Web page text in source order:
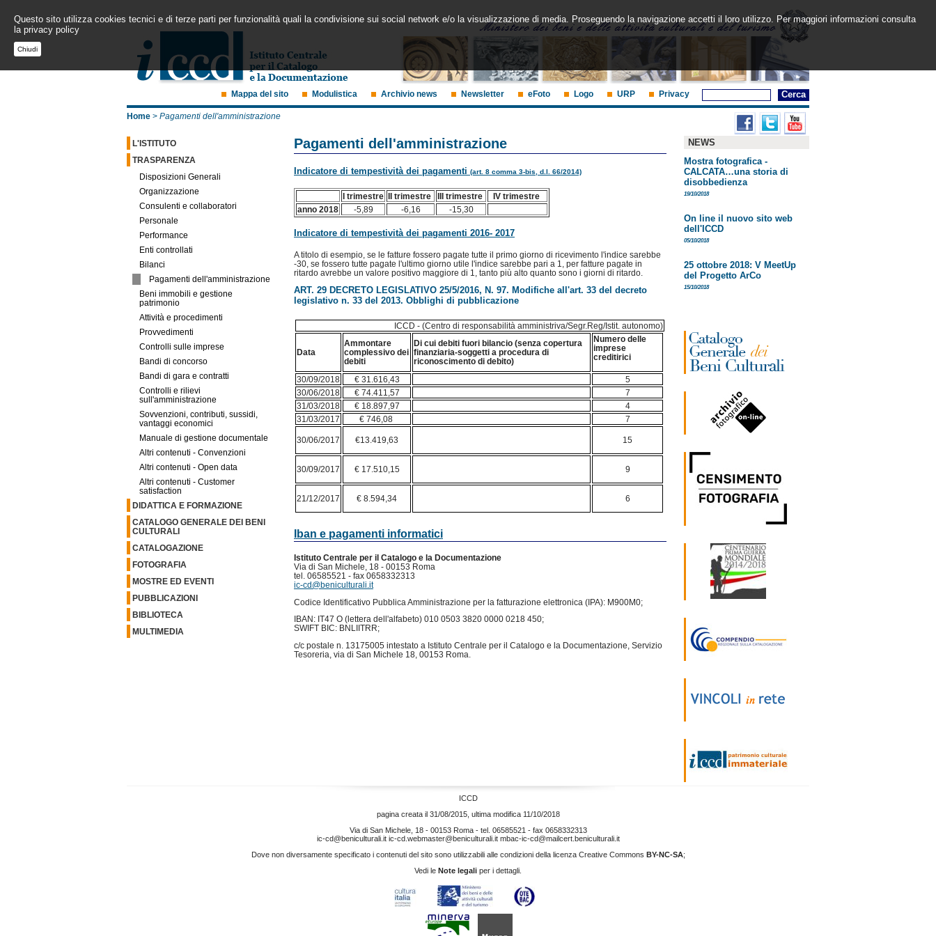
Questo sito utilizza cookies tecnici e di terze parti per funzionalità quali la condivisione sui social network e/o la visualizzazione di media. Proseguendo la navigazione accetti il loro utilizzo. Per maggiori informazioni consulta
la privacy policy
Chiudi
Mappa del sito Modulistica Archivio news Newsletter eFoto Logo URP Privacy
Home > Pagamenti dell'amministrazione
L'ISTITUTO
TRASPARENZA
Disposizioni Generali
Organizzazione
Consulenti e collaboratori
Personale
Performance
Enti controllati
Bilanci
Pagamenti dell'amministrazione
Beni immobili e gestione
patrimonio
Attività e procedimenti
Provvedimenti
Controlli sulle imprese
Bandi di concorso
Bandi di gara e contratti
Controlli e rilievi
sull'amministrazione
Sovvenzioni, contributi, sussidi,
vantaggi economici
Manuale di gestione documentale
Altri contenuti - Convenzioni
Altri contenuti - Open data
Altri contenuti - Customer
satisfaction
DIDATTICA E FORMAZIONE
CATALOGO GENERALE DEI BENI
CULTURALI
CATALOGAZIONE
FOTOGRAFIA
MOSTRE ED EVENTI
PUBBLICAZIONI
BIBLIOTECA
MULTIMEDIA
NEWS
Mostra fotografica -
CALCATA…una storia di
disobbedienza
19/10/2018
On line il nuovo sito web
dell'ICCD
05/10/2018
25 ottobre 2018: V MeetUp
del Progetto ArCo
15/10/2018
Pagamenti dell'amministrazione
Indicatore di tempestività dei pagamenti (art. 8 comma 3-bis, d.l. 66/2014)
I trimestre II trimestre III trimestre
IV trimestre
anno 2018
-5,89 -6,16 -15,30
Indicatore di tempestività dei pagamenti 2016- 2017
A titolo di esempio, se le fatture fossero pagate tutte il primo giorno di ricevimento l'indice sarebbe
-30, se fossero tutte pagate l'ultimo giorno utile l'indice sarebbe pari a 1, per fatture pagate in
ritardo avrebbe un valore positivo maggiore di 1, tanto più alto quanto sono i giorni di ritardo.
ART. 29 DECRETO LEGISLATIVO 25/5/2016, N. 97. Modifiche all'art. 33 del decreto
legislativo n. 33 del 2013. Obblighi di pubblicazione
ICCD - (Centro di responsabilità amministriva/Segr.Reg/Istit. autonomo)
Data
Ammontare
complessivo dei
debiti
Di cui debiti fuori bilancio (senza copertura
finanziaria-soggetti a procedura di
riconoscimento di debito)
Numero delle
imprese
creditirici
30/09/2018 € 31.616,43
5
30/06/2018
€ 74.411,57
7
31/03/2018
€ 18.897,97
4
31/03/2017
€ 746,08 7
30/06/2017 €13.419,63 15
30/09/2017 € 17.510,15 9
21/12/2017 € 8.594,34 6
Iban e pagamenti informatici
Istituto Centrale per il Catalogo e la Documentazione
Via di San Michele, 18 - 00153 Roma
tel. 06585521 - fax 0658332313
ic-cd@beniculturali.it
Codice Identificativo Pubblica Amministrazione per la fatturazione elettronica (IPA): M900M0;
IBAN: IT47 O (lettera dell'alfabeto) 010 0503 3820 0000 0218 450;
SWIFT BIC: BNLIITRR;
c/c postale n. 13175005 intestato a Istituto Centrale per il Catalogo e la Documentazione, Servizio
Tesoreria, via di San Michele 18, 00153 Roma.
ICCD
pagina creata il 31/08/2015, ultima modifica 11/10/2018
Via di San Michele, 18 - 00153 Roma - tel. 06585521 - fax 0658332313
ic-cd@beniculturali.it ic-cd.webmaster@beniculturali.it mbac-ic-cd@mailcert.beniculturali.it
Dove non diversamente specificato i contenuti del sito sono utilizzabili alle condizioni della licenza Creative Commons BY-NC-SA;
Vedi le Note legali per i dettagli.